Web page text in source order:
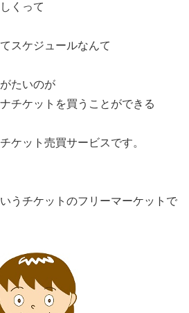
くって
スケジュールなんて
たいのが
チケットを買うことができる
ケット売買サービスです。
うチケットのフリーマーケットで